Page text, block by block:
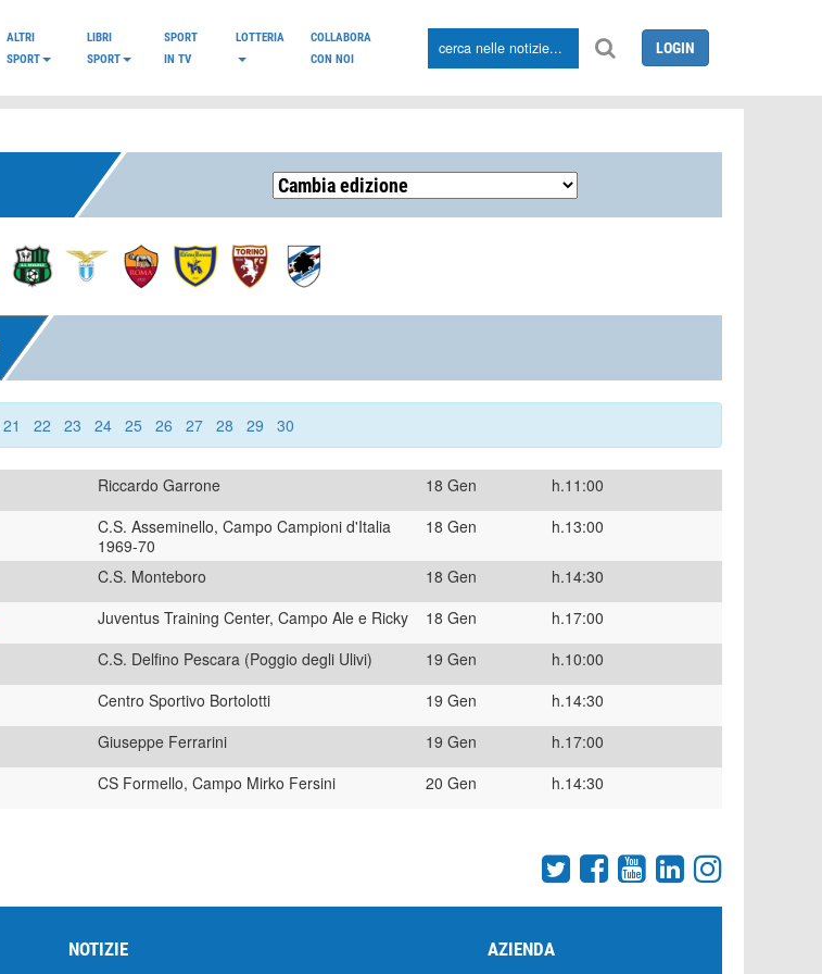
ALTRI
SPORT
LIBRI
SPORT
SPORT
IN TV
LOTTERIA
COLLABORA
CON NOI
LOGIN
21 22 23 24 25 26 27 28 29 30
Riccardo Garrone 18 Gen h.11:00
C.S. Asseminello, Campo Campioni d'Italia
1969-70
18 Gen h.13:00
C.S. Monteboro 18 Gen h.14:30
Juventus Training Center, Campo Ale e Ricky 18 Gen h.17:00
C.S. Delfino Pescara (Poggio degli Ulivi) 19 Gen h.10:00
Centro Sportivo Bortolotti 19 Gen h.14:30
Giuseppe Ferrarini 19 Gen h.17:00
CS Formello, Campo Mirko Fersini 20 Gen h.14:30
NOTIZIE AZIENDA